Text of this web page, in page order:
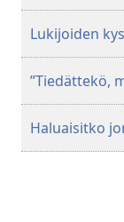
Lukijoiden
”Tiedättekö,
Haluaisitko